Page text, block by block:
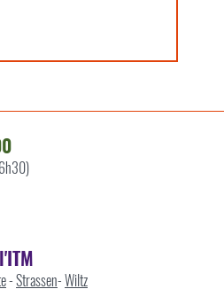
-Strassen-Wiltz